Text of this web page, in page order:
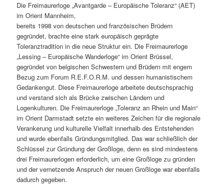
Die Freimaurerloge „Avantgarde – Europäische Toleranz“ (AET)
im Orient Mannheim,
bereits 1998 von deutschen und französischen Brüdern
gegründet, brachte eine stark europäisch geprägte
Toleranztradition in die neue Struktur ein. Die Freimaurerloge
„Lessing – Europäische Wanderloge“ im Orient Brüssel,
gegründet von belgischen Schwestern und Brüdern mit engem
Bezug zum Forum R.E.F.O.R.M. und dessen humanistischem
Gedankengut. Diese Freimaurerloge arbeitete deutschsprachig
und verstand sich als Brücke zwischen Ländern und
Logenkulturen. Die Freimaurerloge „Toleranz an Rhein und Main“
im Orient Darmstadt setzte ein weiteres Zeichen für die regionale
Verankerung und kulturelle Vielfalt innerhalb des Entstehenden
und wurde ebenfalls Gründungsmitglied. Das war schließlich der
Schlüssel zur Gründung der Großloge, denn es sind mindestens
drei Freimaurerlogen erforderlich, um eine Großloge zu gründen
und der vernetzende Anspruch der neuen Großloge war ebenfalls
dadurch gegeben.